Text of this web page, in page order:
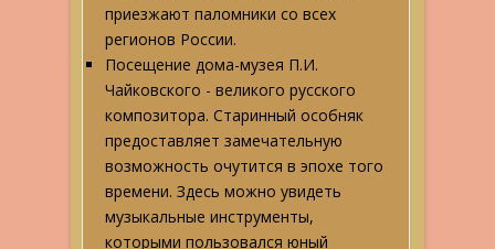
приезжают паломники со всех
регионов России.
Посещение дома-музея П.И.
Чайковского - великого русского
композитора. Старинный особняк
предоставляет замечательную
возможность очутится в эпохе того
времени. Здесь можно увидеть
музыкальные инструменты,
которыми пользовался юный